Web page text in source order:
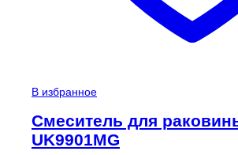
В избранное
Смеситель для
UK9901MG